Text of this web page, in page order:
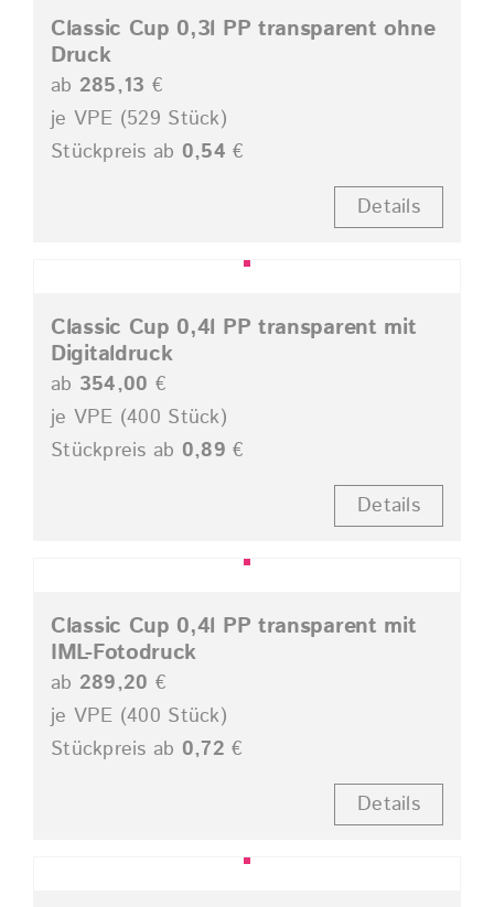
Classic Cup 0,3l PP transparent ohne
Druck
ab 285,13 €
je VPE (529 Stück)
Stückpreis ab 0,54 €
Details
Classic Cup 0,4l PP transparent mit
Digitaldruck
ab 354,00 €
je VPE (400 Stück)
Stückpreis ab 0,89 €
Details
Classic Cup 0,4l PP transparent mit
IML-Fotodruck
ab 289,20 €
je VPE (400 Stück)
Stückpreis ab 0,72 €
Details